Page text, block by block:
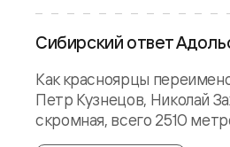
Сибирский ответ
Как красноярцы
Петр Кузнецов, Николай
скромная, всего 2510